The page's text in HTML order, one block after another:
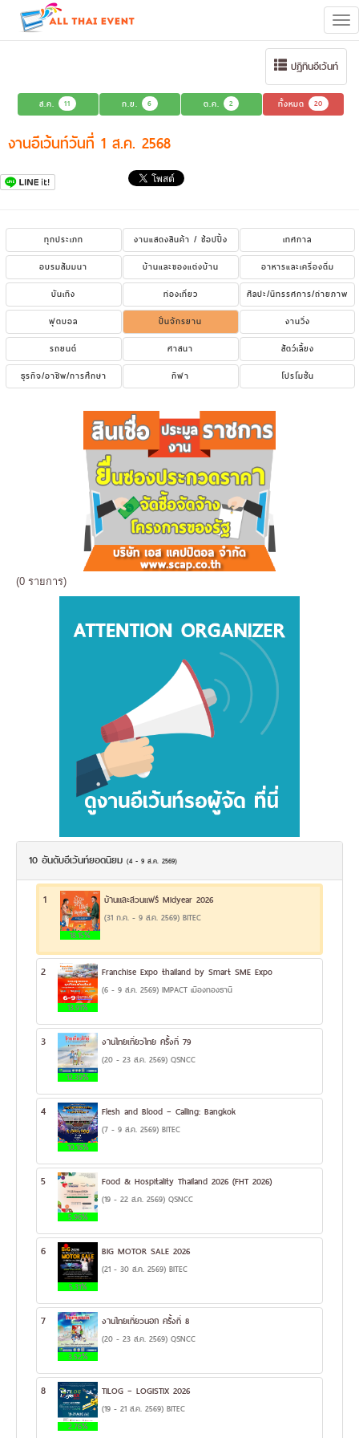
ปฏิทินอีเว้นท์
ส.ค. 11 ก.ย. 6 ต.ค. 2 ทั้งหมด 20
งานอีเว้นท์วันที่ 1 ส.ค. 2568
ทุกประเภท งานแสดงสินค้า / ช้อปปิ้ง
เทศกาล
อบรมสัมมนา
บ้านและของแต่งบ้าน
อาหารและเครื่องดื่ม
บันเทิง
ท่องเที่ยว
ศิลปะ/นิทรรศการ/ถ่ายภาพ
ฟุตบอล
ปั่นจักรยาน
งานวิ่ง
รถยนต์
ศาสนา
สัตว์เลี้ยง
ธุรกิจ/อาชีพ/การศึกษา
กีฬา โปรโมชั่น
(0 รายการ)
10 อันดับอีเว้นท์ยอดนิยม (4 - 9 ส.ค. 2569)
1
18.15%
บ้านและสวนแฟร์ Midyear 2026
(31 ก.ค. - 9 ส.ค. 2569) BITEC
2
13.91%
Franchise Expo thailand by Smart SME Expo
(6 - 9 ส.ค. 2569) IMPACT เมืองทองธานี
3
12.39%
งานไทยเที่ยวไทย ครั้งที่ 79
(20 - 23 ส.ค. 2569) QSNCC
4
10.16%
Flesh and Blood – Calling: Bangkok
(7 - 9 ส.ค. 2569) BITEC
5
5.96%
Food & Hospitality Thailand 2026 (FHT 2026)
(19 - 22 ส.ค. 2569) QSNCC
6
5.31%
BIG MOTOR SALE 2026
(21 - 30 ส.ค. 2569) BITEC
7
3.52%
งานไทยเที่ยวนอก ครั้งที่ 8
(20 - 23 ส.ค. 2569) QSNCC
8
2.76%
TILOG – LOGISTIX 2026
(19 - 21 ส.ค. 2569) BITEC